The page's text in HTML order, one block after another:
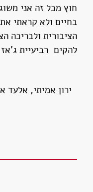
חוץ מכל זה אני
הציבורית ולבריכה
להקים רביעיית
ירון אמיתי, אלעד